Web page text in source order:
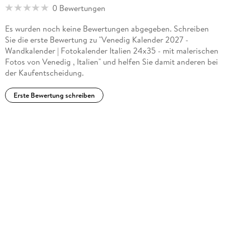
0 Bewertungen
Es wurden noch keine Bewertungen abgegeben. Schreiben
Sie die erste Bewertung zu "Venedig Kalender 2027 -
Wandkalender | Fotokalender Italien 24x35 - mit malerischen
Fotos von Venedig , Italien" und helfen Sie damit anderen bei
der Kaufentscheidung.
Erste Bewertung schreiben